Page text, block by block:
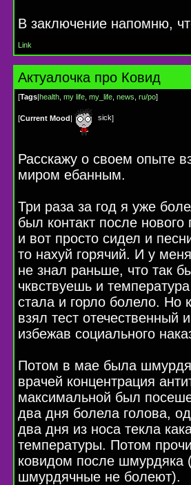
В заключение напомню,
Link
Актуалочка про Ковид
[Tags|health my life my_life news ru/po]
[Current Mood| sick]
Расскажу о своем опыте
миром ебанным.
Три раза за год я уже
был контакт после
и вот просто сидел и
то нахуй горячий. И у
не знал раньше, что так
чквствуешь и
стала и горло болело. Но
взял тест отечественный
избежав социального
Потом в мае была
врачей концентрация
максимальной был
два дня болела голова,
два дня из носа текла
температуры. Потом
ковидом после шмурдяка
шмурдячные не болеют).